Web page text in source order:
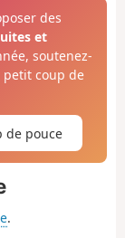
des
et
soutenez-
coup de
de pouce
.